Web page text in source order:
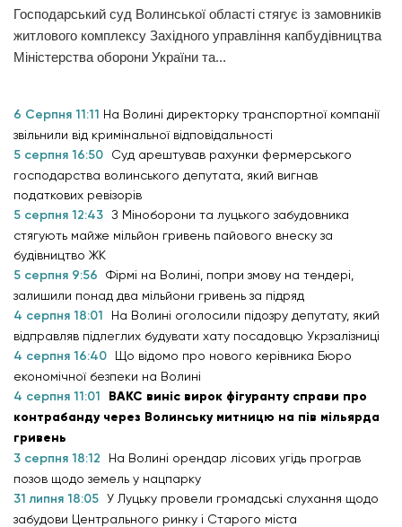
Господарський суд Волинської області стягує із замовників
житлового комплексу Західного управління капбудівництва
Міністерства оборони України та...
6 Серпня 11:11 На Волині директорку транспортної компанії
звільнили від кримінальної відповідальності
5 серпня 16:50
Суд арештував рахунки фермерського
господарства волинського депутата, який вигнав
податкових ревізорів
5 серпня 12:43 З Міноборони та луцького забудовника
стягують майже мільйон гривень пайового внеску за
будівництво ЖК
5 серпня 9:56
Фірмі на Волині, попри змову на тендері,
залишили понад два мільйони гривень за підряд
4 серпня 18:01
На Волині оголосили підозру депутату, який
відправляв підлеглих будувати хату посадовцю Укрзалізниці
4 серпня 16:40
Що відомо про нового керівника Бюро
економічної безпеки на Волині
4 серпня 11:01
ВАКС виніс вирок фігуранту справи про
контрабанду через Волинську митницю на пів мільярда
гривень
3 серпня 18:12
На Волині орендар лісових угідь програв
позов щодо земель у нацпарку
31 липня 18:05 У Луцьку провели громадські слухання щодо
забудови Центрального ринку і Старого міста